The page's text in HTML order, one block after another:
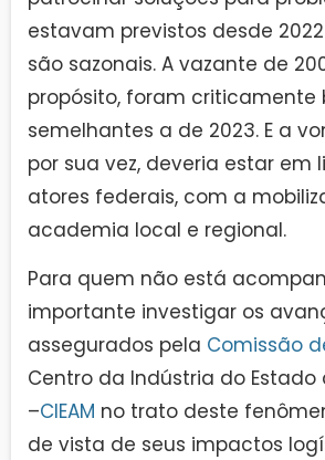
estavam previstos desde
são sazonais. A vazante de
propósito, foram criticamente
semelhantes a de 2023. E a
por sua vez, deveria estar em
atores federais, com a
academia local e regional.
Para quem não está
importante investigar os
assegurados pela Comissão
Centro da Indústria do Estado
–CIEAM no trato deste
de vista de seus impactos